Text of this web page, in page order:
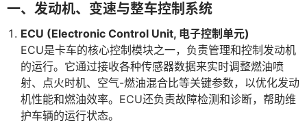
一、发动机、变速与整车控制系统
ECU (Electronic Control Unit, 电子控制单元)
ECU是卡车的核心控制模块之一，负责管理和控制发动机
的运行。它通过接收各种传感器数据来实时调整燃油喷
射、点火时机、空气-燃油混合比等关键参数，以优化发动
机性能和燃油效率。ECU还负责故障检测和诊断，帮助维
护车辆的运行状态。